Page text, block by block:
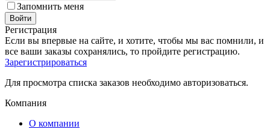
Запомнить меня
Войти
Регистрация
Если вы впервые на сайте, и хотите, чтобы мы вас помнили, и
все ваши заказы сохранялись, то пройдите регистрацию.
Зарегистрироваться
Для просмотра списка заказов необходимо авторизоваться.
Компания
О компании